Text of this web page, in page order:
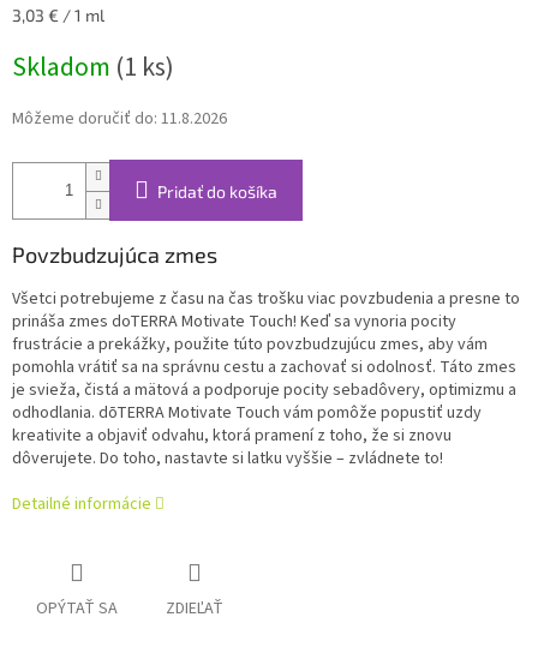
Jednotková
3,03 € / 1 ml
Skladom (1 ks)
Môžeme doručiť do: 11.8.2026
Pridať do košíka
Povzbudzujúca zmes
Všetci potrebujeme z času na čas trošku viac povzbudenia a presne to
prináša zmes doTERRA Motivate Touch! Keď sa vynoria pocity
frustrácie a prekážky, použite túto povzbudzujúcu zmes, aby vám
pomohla vrátiť sa na správnu cestu a zachovať si odolnosť. Táto zmes
je svieža, čistá a mätová a podporuje pocity sebadôvery, optimizmu a
odhodlania. dōTERRA Motivate Touch vám pomôže popustiť uzdy
kreativite a objaviť odvahu, ktorá pramení z toho, že si znovu
dôverujete. Do toho, nastavte si latku vyššie – zvládnete to!
Detailné informácie
OPÝTAŤ SA ZDIEĽAŤ